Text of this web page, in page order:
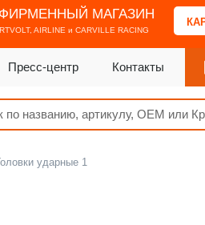
МАГАЗИН
AIRLINE и CARVILLE RACING
Пресс-центр Контакты
ударные 1